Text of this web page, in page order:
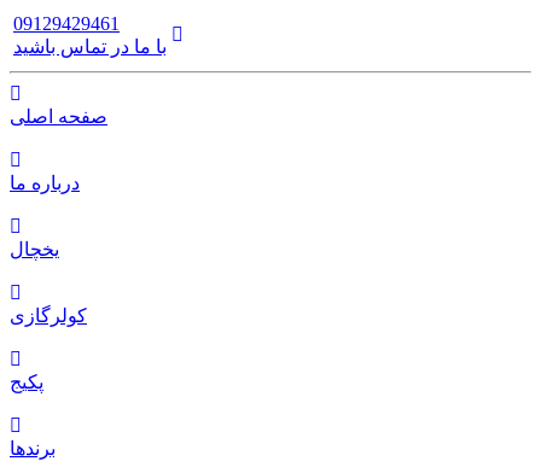
09129429461
با ما در تماس باشید
صفحه اصلی
درباره ما
یخچال
کولرگازی
پکیج
برندها